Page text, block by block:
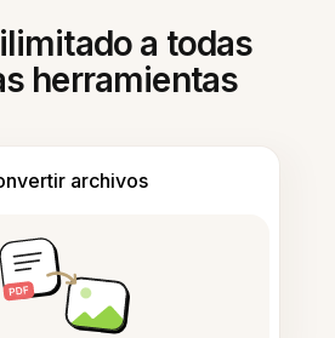
a todas
herramientas
archivos